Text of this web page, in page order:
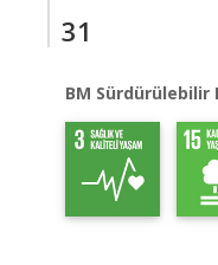
31
BM Sürdürülebilir